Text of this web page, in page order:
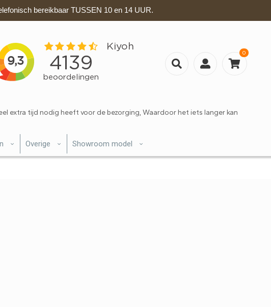
bereikbaar TUSSEN 10 en 14 UUR.
0
extra tijd nodig heeft voor de bezorging, Waardoor het iets langer kan
Overige Showroom model